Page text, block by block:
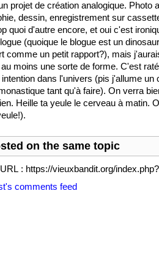
projet de création analogique. Photo
dessin, enregistrement sur
quoi d'autre encore, et oui c'est
(quoique le blogue est un
comme un petit rapport?), mais
au moins une sorte de forme. C'est
dans l'univers (pis j'allume
tant qu'à faire). On verra
Heille ta yeule le cerveau à matin.
on the same topic
: https://vieuxbandit.org/
comments feed